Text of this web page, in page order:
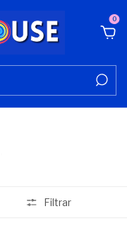
0
Filtrar